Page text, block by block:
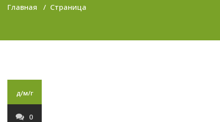
Главная / Страница
д/м/г
0